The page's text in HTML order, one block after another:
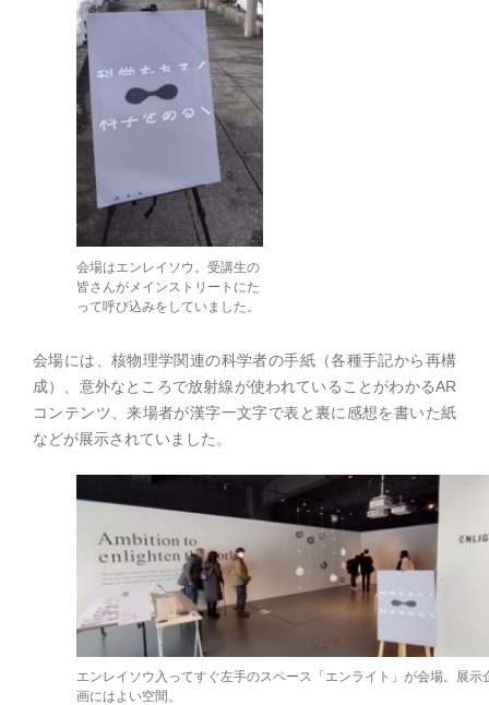
会場はエンレイソウ。受講生の
皆さんがメインストリートにた
って呼び込みをしていました。
会場には、核物理学関連の科学者の手紙（各種手記から再構
成）、意外なところで放射線が使われていることがわかるAR
コンテンツ、来場者が漢字一文字で表と裏に感想を書いた紙
などが展示されていました。
エンレイソウ入ってすぐ左手のスペース「エンライト」が会場。展示
画にはよい空間。